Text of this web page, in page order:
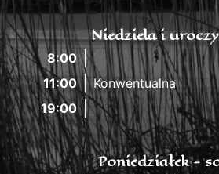
Niedziela i
8:00
11:00
Konwentualna
19:00
Poniedziałek -